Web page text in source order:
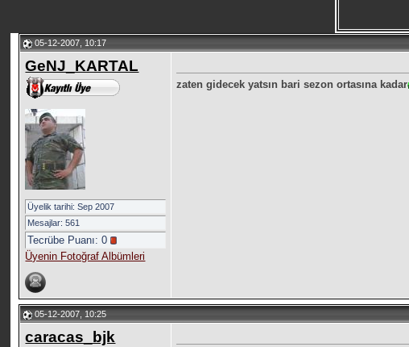
05-12-2007, 10:17
GeNJ_KARTAL
Üyelik tarihi: Sep 2007
Mesajlar: 561
Tecrübe Puanı:0
Üyenin Fotoğraf Albümleri
zaten gidecek yatsın bari sezon ortasına kadar
05-12-2007, 10:25
caracas_bjk